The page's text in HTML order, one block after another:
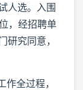
人选。入围
，经招聘单
研究同意，
全过程，